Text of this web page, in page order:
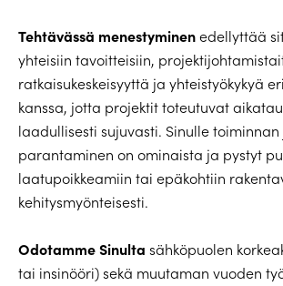
Tehtävässä menestyminenedellyttää
yhteisiin tavoitteisiin,
ratkaisukeskeisyyttä ja yhteistyökykyä
kanssa, jotta projektit toteutuvat
laadullisesti sujuvasti. Sinulle
parantaminen on ominaista ja pystyt
laatupoikkeamiin tai epäkohtiin
kehitysmyönteisesti.
Odotamme Sinulta sähköpuolen
tai insinööri) sekä muutaman vuoden